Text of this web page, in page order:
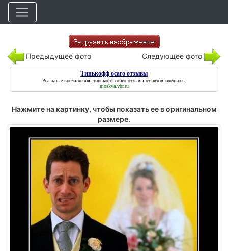
Предыдущее фото Следующее фото
Тинькофф осаго отзывы
Реальные впечатления: тинькофф осаго отзывыот автовладельцев.
moskva.vbr.ru
Нажмите на картинку, чтобы показать ее в оригинальном
размере.